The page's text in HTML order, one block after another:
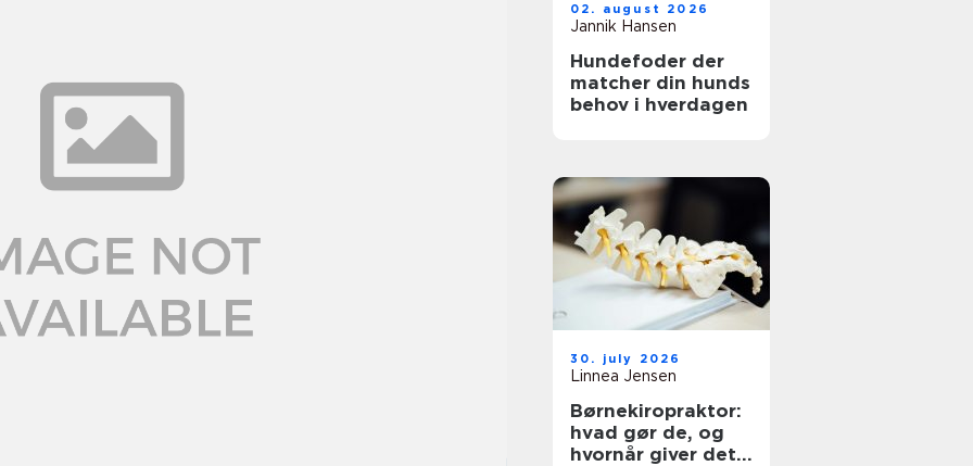
02. august 2026
Jannik Hansen
Hundefoder der
matcher din hunds
behov i hverdagen
30. july 2026
Linnea Jensen
Børnekiropraktor:
hvad gør de, og
hvornår giver det